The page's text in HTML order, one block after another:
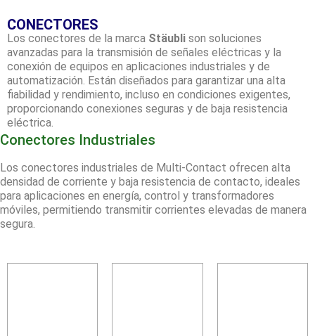
CONECTORES
Los conectores de la marca Stäubli son soluciones
avanzadas para la transmisión de señales eléctricas y la
conexión de equipos en aplicaciones industriales y de
automatización. Están diseñados para garantizar una alta
fiabilidad y rendimiento, incluso en condiciones exigentes,
proporcionando conexiones seguras y de baja resistencia
eléctrica.
Conectores Industriales
Los conectores industriales de Multi-Contact ofrecen alta
densidad de corriente y baja resistencia de contacto, ideales
para aplicaciones en energía, control y transformadores
móviles, permitiendo transmitir corrientes elevadas de manera
segura.